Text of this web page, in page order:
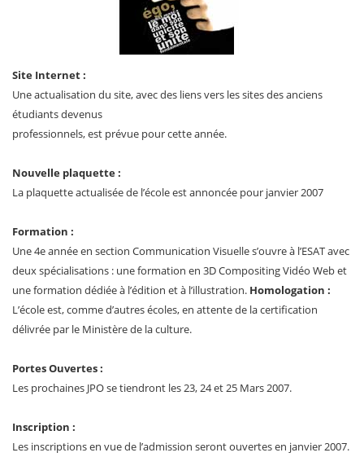
Site Internet :
Une actualisation du site, avec des liens vers les sites des anciens
étudiants devenus
professionnels, est prévue pour cette année.
Nouvelle plaquette :
La plaquette actualisée de l’école est annoncée pour janvier 2007
Formation :
Une 4e année en section Communication Visuelle s’ouvre à l’ESAT avec
deux spécialisations : une formation en 3D Compositing Vidéo Web et
une formation dédiée à l’édition et à l’illustration. Homologation :
L’école est, comme d’autres écoles, en attente de la certification
délivrée par le Ministère de la culture.
Portes Ouvertes :
Les prochaines JPO se tiendront les 23, 24 et 25 Mars 2007.
Inscription :
Les inscriptions en vue de l’admission seront ouvertes en janvier 2007.